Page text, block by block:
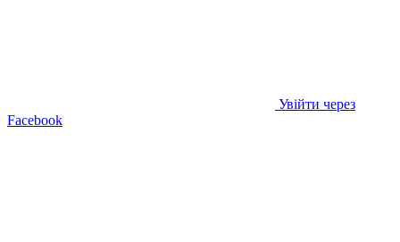
Увійти через
Facebook